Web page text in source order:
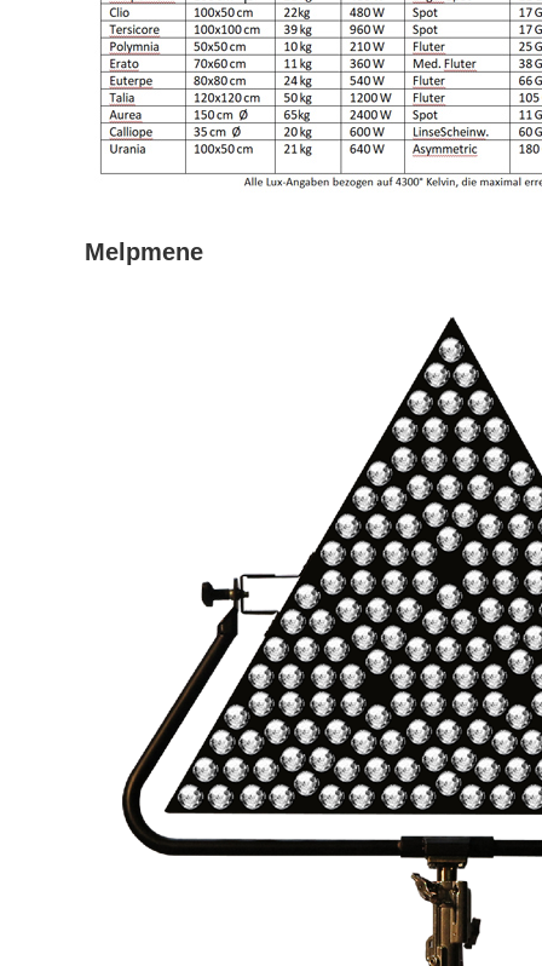
Melpmene